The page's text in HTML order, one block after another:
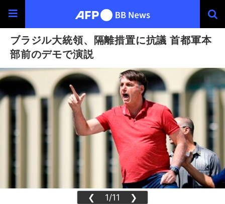
ブラジル大統領、隔離措置に抗議 首都軍本
部前のデモで演説
❮ 1/11 ❯